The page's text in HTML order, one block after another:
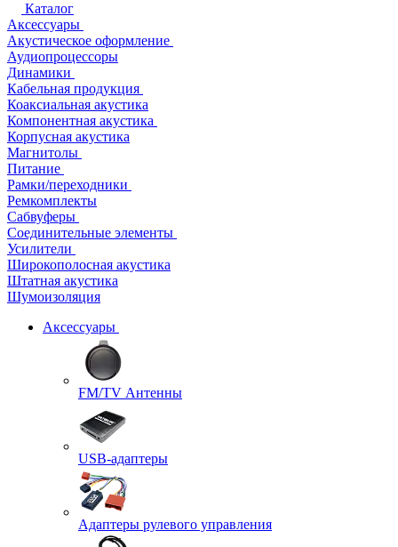
Каталог
Аксессуары
Акустическое оформление
Аудиопроцессоры
Динамики
Кабельная продукция
Коаксиальная акустика
Компонентная акустика
Корпусная акустика
Магнитолы
Питание
Рамки/переходники
Ремкомплекты
Сабвуферы
Соединительные элементы
Усилители
Широкополосная акустика
Штатная акустика
Шумоизоляция
Аксессуары
FM/TV Антенны
USB-адаптеры
Адаптеры рулевого управления